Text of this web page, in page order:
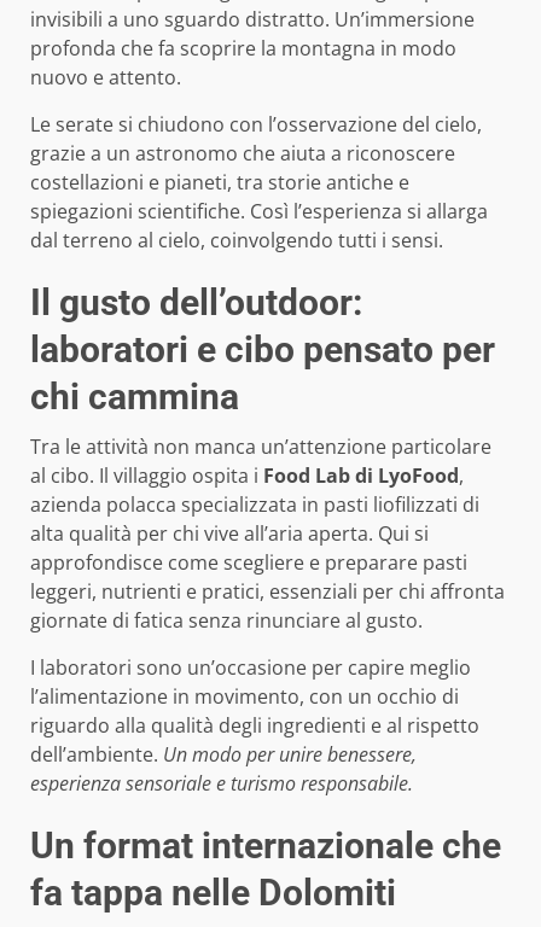
invisibili a uno sguardo distratto. Un’immersione
profonda che fa scoprire la montagna in modo
nuovo e attento.
Le serate si chiudono con l’osservazione del cielo,
grazie a un astronomo che aiuta a riconoscere
costellazioni e pianeti, tra storie antiche e
spiegazioni scientifiche. Così l’esperienza si allarga
dal terreno al cielo, coinvolgendo tutti i sensi.
Il gusto dell’outdoor:
laboratori e cibo pensato per
chi cammina
Tra le attività non manca un’attenzione particolare
al cibo. Il villaggio ospita i Food Lab di LyoFood,
azienda polacca specializzata in pasti liofilizzati di
alta qualità per chi vive all’aria aperta. Qui si
approfondisce come scegliere e preparare pasti
leggeri, nutrienti e pratici, essenziali per chi affronta
giornate di fatica senza rinunciare al gusto.
I laboratori sono un’occasione per capire meglio
l’alimentazione in movimento, con un occhio di
riguardo alla qualità degli ingredienti e al rispetto
dell’ambiente. Un modo per unire benessere,
esperienza sensoriale e turismo responsabile.
Un format internazionale che
fa tappa nelle Dolomiti